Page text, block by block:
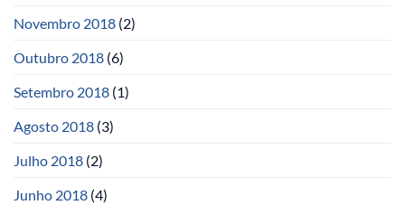
Novembro 2018 (2)
Outubro 2018 (6)
Setembro 2018 (1)
Agosto 2018 (3)
Julho 2018 (2)
Junho 2018 (4)